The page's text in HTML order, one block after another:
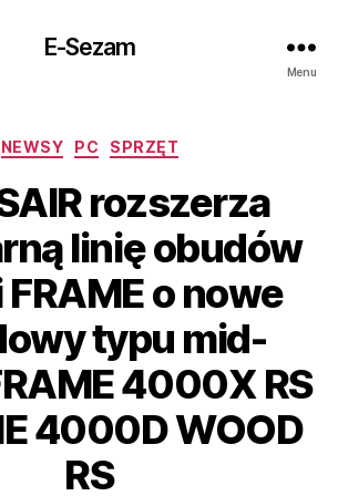
E-Sezam
Menu
Kategorie
NEWSY PC SPRZĘT
rozszerza
linię obudów
o nowe
typu mid-
4000X RS
4000D WOOD
RS